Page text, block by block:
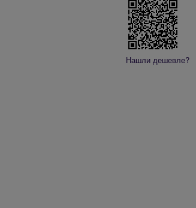
Нашли дешевле?